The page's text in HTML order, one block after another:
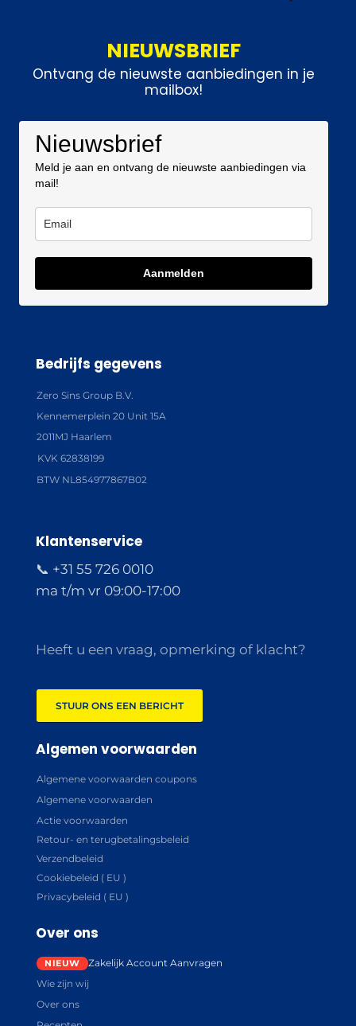
NIEUWSBRIEF
Ontvang de nieuwste aanbiedingen in je
mailbox!
Nieuwsbrief
Meld je aan en ontvang de nieuwste aanbiedingen via
mail!
Aanmelden
Bedrijfs gegevens
Zero Sins Group B.V.
Kennemerplein 20 Unit 15A
2011MJ Haarlem
KVK 62838199
BTW NL854977867B02
Klantenservice
📞 +31 55 726 0010
ma t/m vr 09:00-17:00
Heeft u een vraag, opmerking of klacht?
STUUR ONS EEN BERICHT
Algemen voorwaarden
Algemene voorwaarden coupons
Algemene voorwaarden
Actie voorwaarden
Retour- en terugbetalingsbeleid
Verzendbeleid
Cookiebeleid ( EU )
Privacybeleid ( EU )
Over ons
Zakelijk Account Aanvragen
Wie zijn wij
Over ons